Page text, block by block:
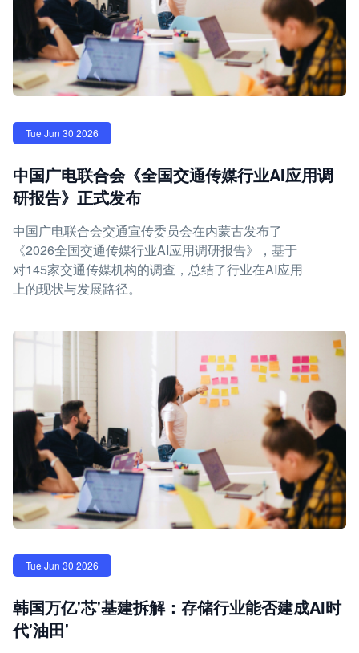
Tue Jun 30 2026
中国广电联合会《全国交通传媒行业AI应用调
研报告》正式发布
中国广电联合会交通宣传委员会在内蒙古发布了
《2026全国交通传媒行业AI应用调研报告》，基于
对145家交通传媒机构的调查，总结了行业在AI应用
上的现状与发展路径。
Tue Jun 30 2026
韩国万亿'芯'基建拆解：存储行业能否建成AI时
代'油田'